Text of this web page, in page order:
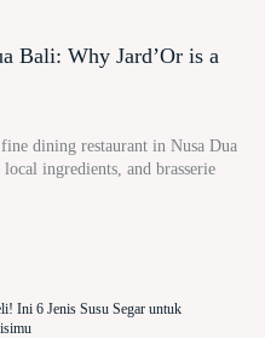
Bali: Why Jard’Or is a
dining restaurant in Nusa Dua
ingredients, and brasserie
Ini 6 Jenis Susu Segar untuk